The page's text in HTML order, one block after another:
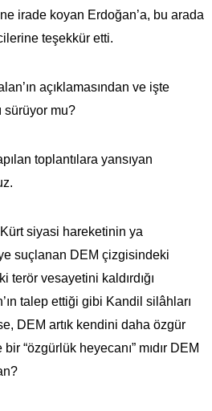
irade koyan Erdoğan’a, bu arada
teşekkür etti.
açıklamasından ve işte
sürüyor mu?
toplantılara yansıyan
Kürt siyasi hareketinin ya
suçlanan DEM çizgisindeki
vesayetini kaldırdığı
talep ettiği gibi Kandil silâhları
DEM artık kendini daha özgür
“özgürlük heyecanı” mıdır DEM